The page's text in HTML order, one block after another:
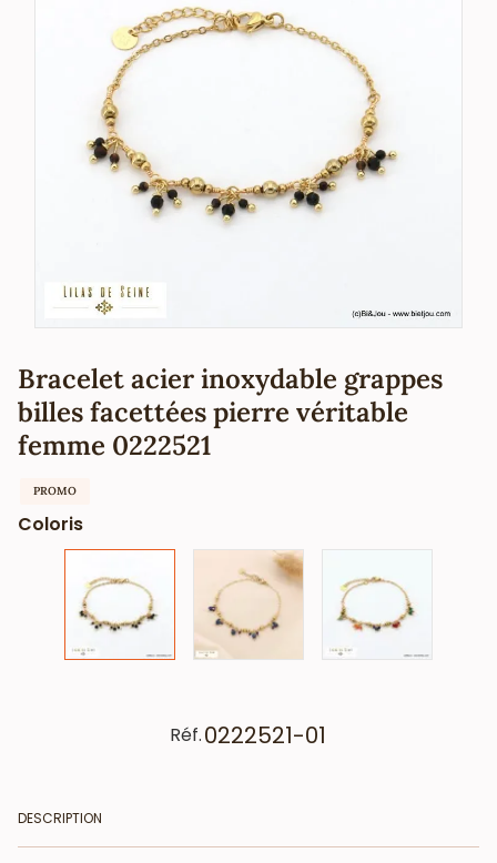
Bracelet acier inoxydable grappes
billes facettées pierre véritable
femme 0222521
PROMO
Coloris
Réf.0222521-01
DESCRIPTION